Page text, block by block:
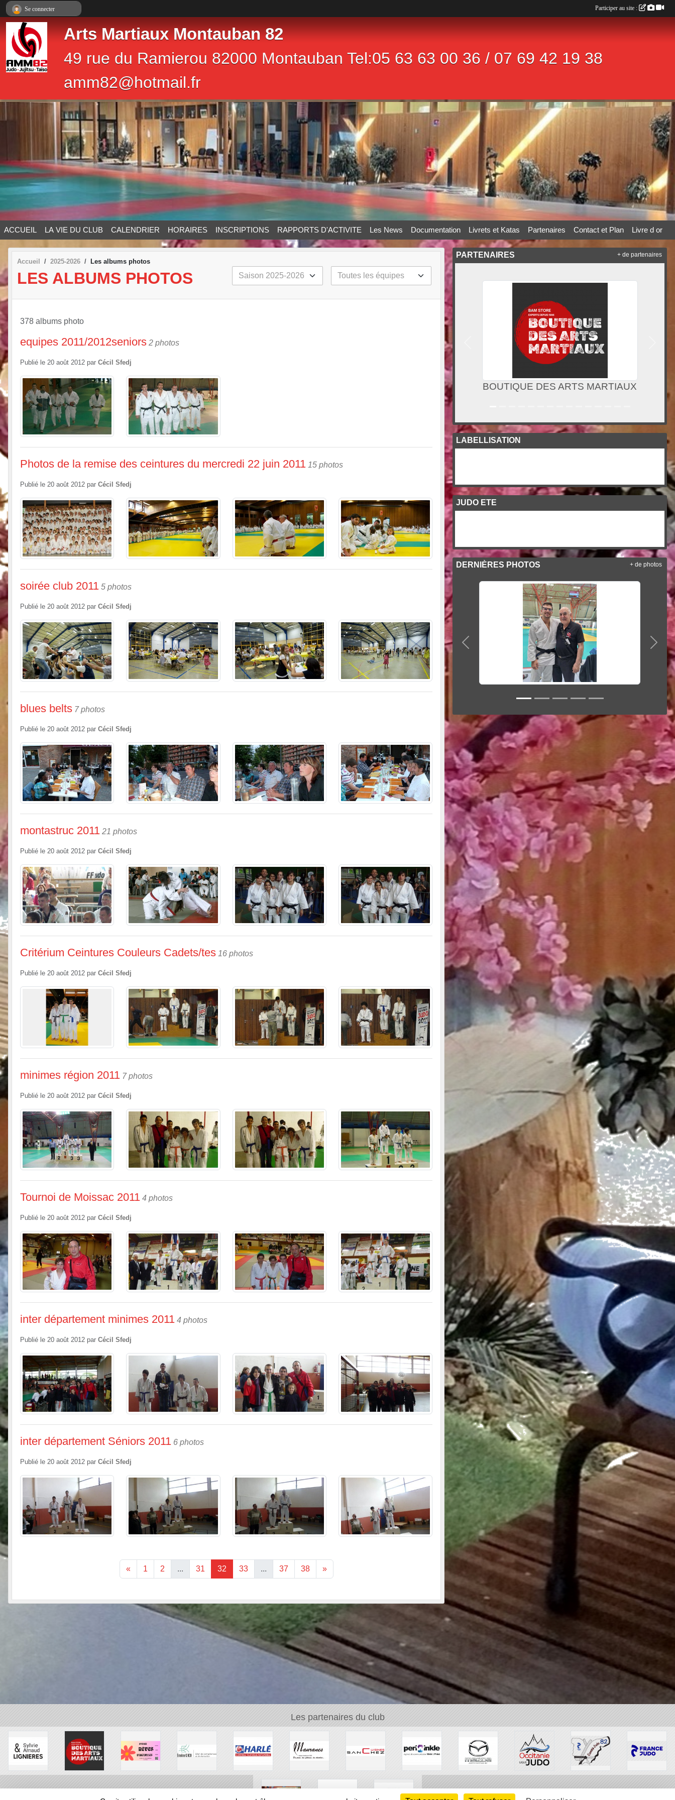
Arts Martiaux Montauban 82
49 rue du Ramierou 82000 Montauban Tel:05 63 63 00 36 / 07 69 42 19 38
amm82@hotmail.fr
ACCUEIL LA VIE DU CLUB CALENDRIER HORAIRES INSCRIPTIONS RAPPORTS D'ACTIVITE Les News Documentation Livrets et Katas Partenaires Contact et Plan Livre d or
Accueil 2025-2026 Les albums photos
LES ALBUMS PHOTOS
378 albums photo
equipes 2011/2012seniors 2 photos
Publié le 20 août 2012 par Cécil Sfedj
Photos de la remise des ceintures du mercredi 22 juin 2011 15 photos
Publié le 20 août 2012 par Cécil Sfedj
soirée club 2011 5 photos
Publié le 20 août 2012 par Cécil Sfedj
blues belts 7 photos
Publié le 20 août 2012 par Cécil Sfedj
montastruc 2011 21 photos
Publié le 20 août 2012 par Cécil Sfedj
Critérium Ceintures Couleurs Cadets/tes 16 photos
Publié le 20 août 2012 par Cécil Sfedj
minimes région 2011 7 photos
Publié le 20 août 2012 par Cécil Sfedj
Tournoi de Moissac 2011 4 photos
Publié le 20 août 2012 par Cécil Sfedj
inter département minimes 2011 4 photos
Publié le 20 août 2012 par Cécil Sfedj
inter département Séniors 2011 6 photos
Publié le 20 août 2012 par Cécil Sfedj
« 1 2 ... 31 32 33 ... 37 38 »
PARTENAIRES
Boulangerie Mauranes
+ de partenaires
LABELLISATION
JUDO ETE
DERNIÈRES PHOTOS
Précedent
+ de photos
Les partenaires du club
Se connecter Participer au site :
Panneau de gestion des cookies